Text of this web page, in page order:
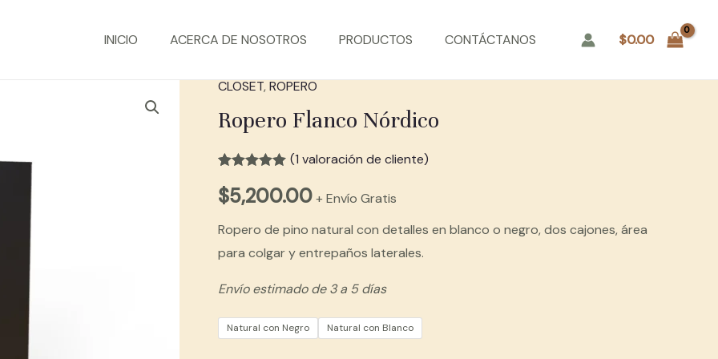
INICIO ACERCA DE NOSOTROS PRODUCTOS CONTÁCTANOS $0.00
CLOSET, ROPERO
Ropero Flanco Nórdico
5.00 de 5 en
base a
un cliente
(1 valoración de cliente)
$5,200.00+ Envío Gratis
Ropero de pino natural con detalles en blanco o negro, dos cajones, área
para colgar y entrepaños laterales.
Envío estimado de 3 a 5 días
Natural con Negro Natural con Blanco